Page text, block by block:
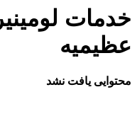
خدمات
عظیمیه
محتوایی یافت نشد